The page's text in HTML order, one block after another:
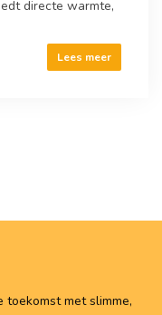
directe warmte,
Lees meer
met slimme,